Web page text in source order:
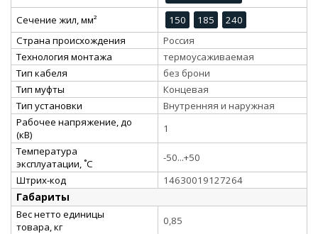
Сечение жил, мм²
150 185
240
Страна происхождения
Россия
Технология монтажа
термоусаживаемая
Тип кабеля
без брони
Тип муфты
Концевая
Тип установки
Внутренняя и наружная
Рабочее напряжение, до
(кВ)
1
Температура
эксплуатации, ˚С
-50...+50
Штрих-код
14630019127264
Габариты
Вес нетто единицы
товара, кг
0,85